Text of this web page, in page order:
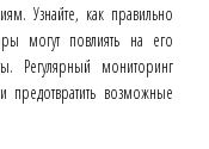
Узнайте, как правильно
могут повлиять на его
Регулярный мониторинг
возможные